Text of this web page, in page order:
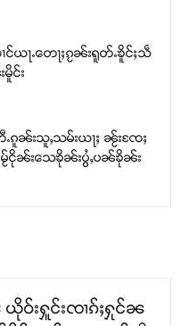
ယႃႉတေႃႈၵႂၼ်းရူတ်ႉၶိူင်ႈသဵ
င်း
ၵူၼ်းသူႇသမ်းယႃႈ ၼႂ်းၸႄႈ
ငိုၼ်းသေၶိုၼ်းပွႆႇပၼ်ၶိုၼ်း
ဝ်းႁူင်းၸၢၵ်ႈႁုင်ၼ